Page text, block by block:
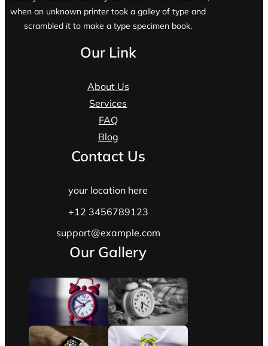
when an unknown printer took a galley of type and
scrambled it to make a type specimen book.
Our Link
About Us
Services
FAQ
Blog
Contact Us
your location here
+12 3456789123
support@example.com
Our Gallery